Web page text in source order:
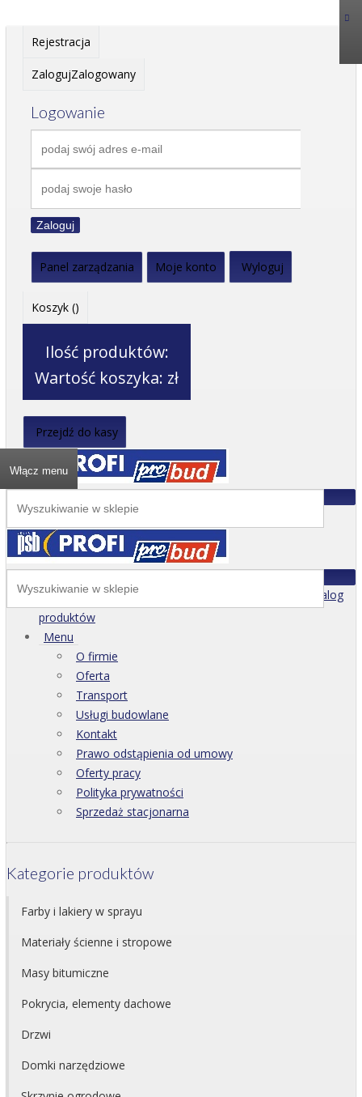
Rejestracja
ZalogujZalogowany
Logowanie
Zaloguj
Panel zarządzania Moje konto Wyloguj
Koszyk ()
Ilość produktów:
Wartość koszyka: zł
Przejdź do kasy
Włącz menu
Katalog
produktów
Menu
O firmie
Oferta
Transport
Usługi budowlane
Kontakt
Prawo odstąpienia od umowy
Oferty pracy
Polityka prywatności
Sprzedaż stacjonarna
Kategorie produktów
Farby i lakiery w sprayu
Materiały ścienne i stropowe
Masy bitumiczne
Pokrycia, elementy dachowe
Drzwi
Domki narzędziowe